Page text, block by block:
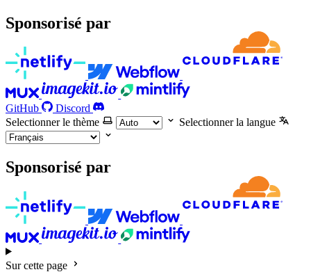
Sponsorisé par
GitHub
Discord
Selectionner le thème
Selectionner la langue
Sponsorisé par
Sur cette page